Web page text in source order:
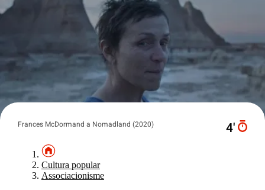
Frances McDormand a Nomadland (2020) 4′
Cultura popular
Associacionisme